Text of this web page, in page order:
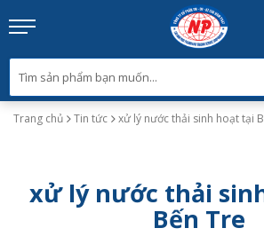
Trang chủ Tin tức xử lý nước thải sinh hoạt tại
xử lý nước thải
Bến Tre